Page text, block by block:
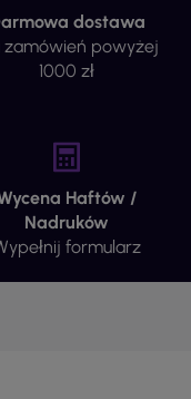
dostawa
zamówień powyżej
1000 zł
Haftów /
Nadruków
formularz